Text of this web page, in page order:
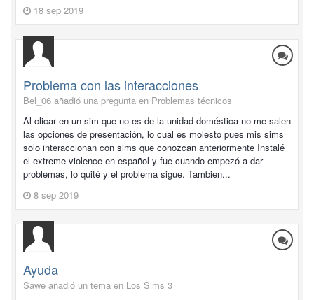
18 sep 2019
Problema con las interacciones
Bel_06 añadió una pregunta en Problemas técnicos
Al clicar en un sim que no es de la unidad doméstica no me salen
las opciones de presentación, lo cual es molesto pues mis sims
solo interaccionan con sims que conozcan anteriormente Instalé
el extreme violence en español y fue cuando empezó a dar
problemas, lo quité y el problema sigue. Tambien...
8 sep 2019
Ayuda
Sawe añadió un tema en Los Sims 3